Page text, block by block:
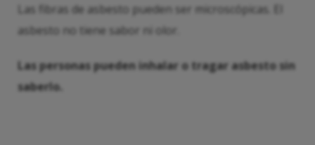
Las fibras de asbesto pueden ser microscópicas. El
asbesto no tiene sabor ni olor.
Las personas pueden inhalar o tragar asbesto sin
saberlo.